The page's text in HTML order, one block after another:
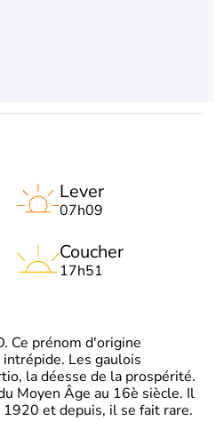
Lever
07h09
Coucher
17h51
Ce prénom d'origine
Les gaulois
la déesse de la prospérité.
Moyen Âge au 16è siècle. Il
1920 et depuis, il se fait rare.